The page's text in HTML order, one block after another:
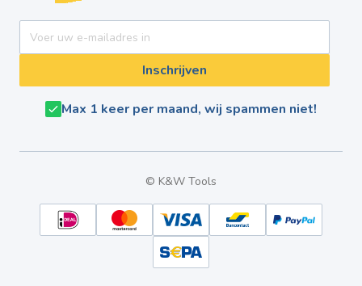
Inschrijven
Max 1 keer per maand, wij spammen niet!
© K&W Tools